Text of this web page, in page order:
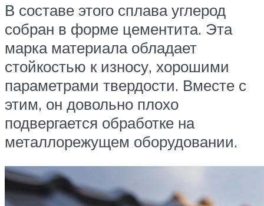
В составе этого сплава углерод
собран в форме цементита. Эта
марка материала обладает
стойкостью к износу, хорошими
параметрами твердости. Вместе с
этим, он довольно плохо
подвергается обработке на
металлорежущем оборудовании.